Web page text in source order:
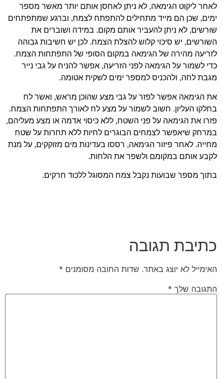
לאחר ליקוט הגימאה, לא ניתן לאחסן אותם יותר מאשר מספר
ימים, שכן הם מייד מתחילים להתפתח לצמח, וברגע שמתפתחים
שורשים, לא ניתן להעביר אותם מקום. במידה ושוברים את
השורשים, יש סיכוי קלוש להצלת הצמח. לכן יש חשיבות גבוהה
לזריעה מהירה של הגימאה במקום הסופי של התפתחות הצמח.
כדי לשמור על הגימאה לפני הזריעה, אפשר להניח על גבי נייר
מגבת לחה, ולהכניס למספר ימים לשקית אטומה.
את הגימאה אפשר לפזר על גבי מצע שהוכן מראש, ואשר לח
בחלקו העליון. חשוב לשמור על מצע לח לאורך התפתחות הצמח.
פזרו את הגימאה על פני השטח, ללא כיסוי אדמה או מצע מעליהם,
במרחק שיאפשר לצמחים הבוגרים לחיות ללא תחרות על שטח
מחייה. לאחר פיזור הגימאה, רססו בעדינות מים מזוקקים, על מנת
לקבע אותם במקומם ולשפר את הלחות.
בתוך מספר שבועות נקבל צמח המסוגל ללכוד חרקים.
כתיבת תגובה
האימייל לא יוצג באתר. שדות החובה מסומנים *
התגובה שלך *